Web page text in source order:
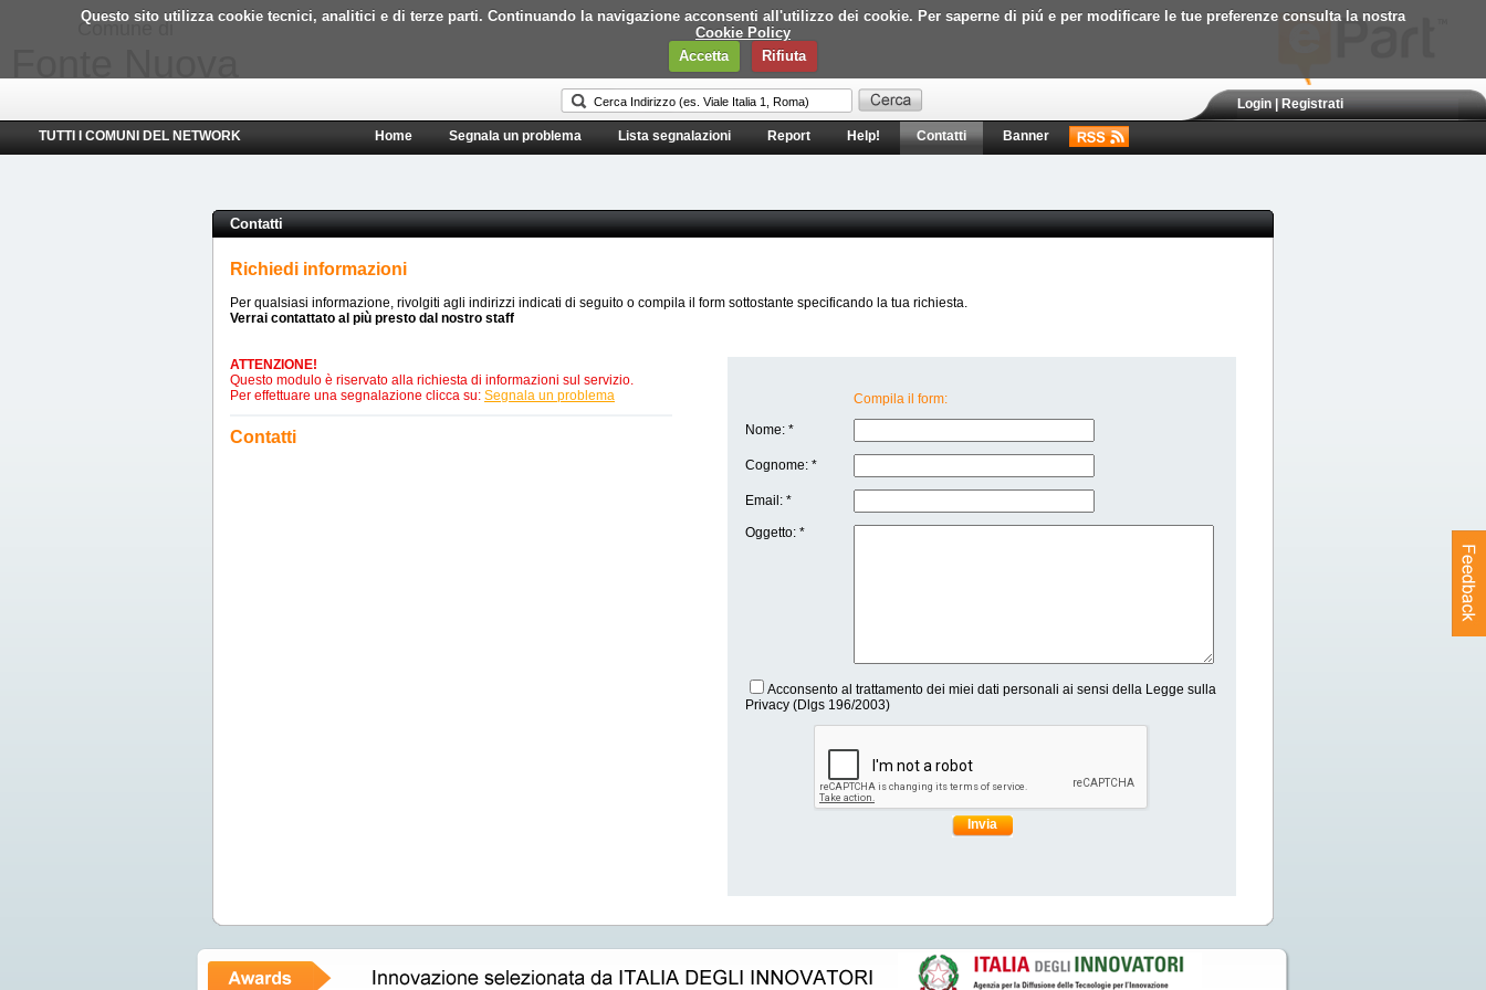
Questo sito utilizza cookie tecnici, analitici e di terze parti. Continuando la navigazione acconsenti all'utilizzo dei cookie. Per saperne di piú e per modificare le tue preferenze consulta la nostra
Cookie Policy
Accetta
Rifiuta
Comune di
Login|Registrati
TUTTI I COMUNI DEL NETWORK Home Segnala un problema Lista segnalazioni Report Help! Contatti Banner
Contatti
Richiedi informazioni
Per qualsiasi informazione, rivolgiti agli indirizzi indicati di seguito o compila il form sottostante specificando la tua richiesta.
Verrai contattato al più presto dal nostro staff
ATTENZIONE!
Questo modulo è riservato alla richiesta di informazioni sul servizio.
Per effettuare una segnalazione clicca su: Segnala un problema
Contatti
Compila il form:
Nome: *
Cognome: *
Email: *
Oggetto: *
Acconsento al trattamento dei miei dati personali ai sensi della Legge sulla
Privacy (Dlgs 196/2003)
Invia